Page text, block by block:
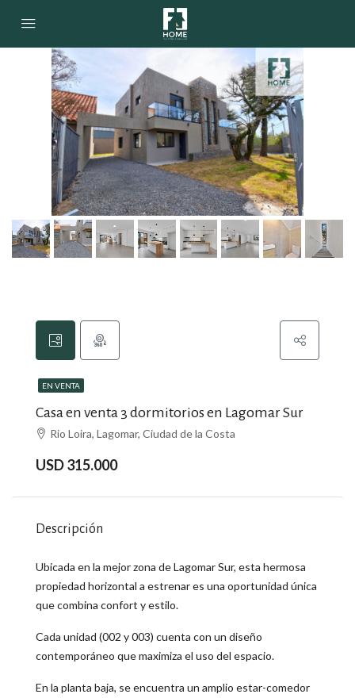
EN VENTA
Casa en venta 3 dormitorios en Lagomar Sur
Rio Loira, Lagomar, Ciudad de la Costa
USD 315.000
Descripción
Ubicada en la mejor zona de Lagomar Sur, esta hermosa
propiedad horizontal a estrenar es una oportunidad única
que combina confort y estilo.
Cada unidad (002 y 003) cuenta con un diseño
contemporáneo que maximiza el uso del espacio.
En la planta baja, se encuentra un amplio estar-comedor